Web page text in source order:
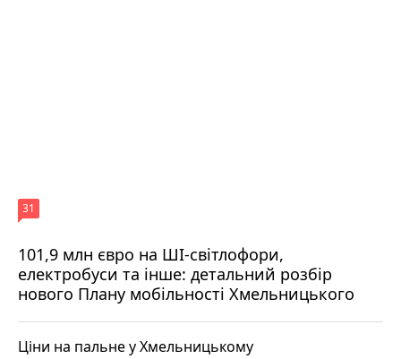
101,9 млн євро на ШІ-світлофори,
електробуси та інше: детальний розбір
нового Плану мобільності Хмельницького
31
Ціни на пальне у Хмельницькому